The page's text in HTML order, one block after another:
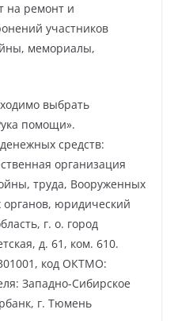
на ремонт и
участников
мемориалы,
выбрать
помощи».
средств:
организация
труда, Вооруженных
юридический
г. о. город
д. 61, ком. 610.
код ОКТМО:
Западно-Сибирское
г. Тюмень